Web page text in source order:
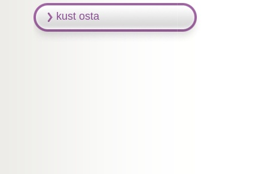
kust osta